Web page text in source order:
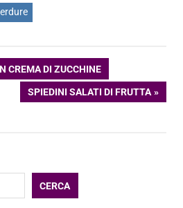
CREMA DI ZUCCHINE
ARTICOLO
SPIEDINI SALATI DI FRUTTA
CERCA